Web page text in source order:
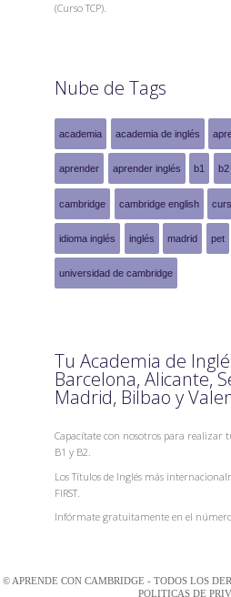
(Curso TCP).
Nube de Tags
academia academia de inglés
aprender aprender inglés b1 b2
cambridge cambridge english
idioma inglés inglés madrid pet
universidad de cambridge
Tu Academia de
Barcelona, Alicante,
Madrid, Bilbao y
Capacítate con nosotros para realizar
B1 y B2.
Los Títulos de Inglés más
FIRST.
Infórmate gratuitamente en el
© APRENDE CON CAMBRIDGE - TODOS LOS
POLITICAS DE